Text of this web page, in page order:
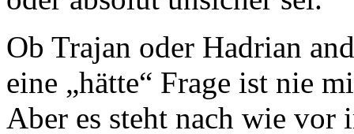
Ob Trajan oder Hadrian
eine „hätte“ Frage ist nie
Aber es steht nach wie vor